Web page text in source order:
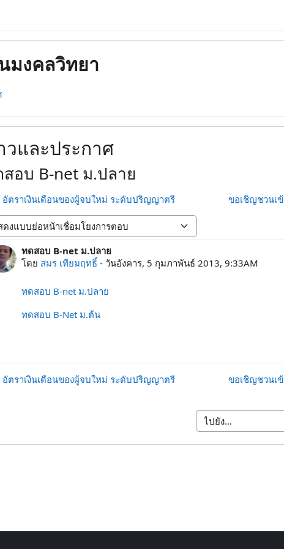
มงคลวิทยา
วและประกาศ
อบ B-net ม.ปลาย
ตราเงินเดือนของผู้จบใหม่ ระดับปริญญาตรี ขอเชิญชวนเ
mode
ทดสอบ B-net ม.ปลาย
โดย สมร เทียมฤทธิ์ - วันอังคาร, 5 กุมภาพันธ์ 2013, 9:33AM
Number of replies: 0
ทดสอบ B-net ม.ปลาย
ทดสอบ B-Net ม.ต้น
ตราเงินเดือนของผู้จบใหม่ ระดับปริญญาตรี ขอเชิญชวนเ
ไปยัง...